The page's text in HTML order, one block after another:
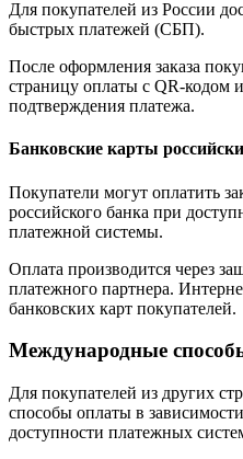
Для покупателей из России
быстрых платежей (СБП).
После оформления заказа
страницу оплаты с QR-кодом
подтверждения платежа.
Банковские карты
Покупатели могут оплатить
российского банка при
платежной системы.
Оплата производится через
платежного партнера.
банковских карт покупателей.
Международные
Для покупателей из других
способы оплаты в
доступности платежных